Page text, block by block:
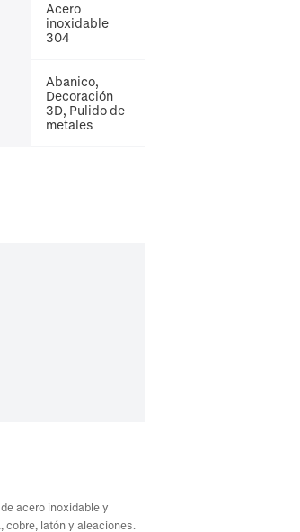
Acero
inoxidable
304
Abanico,
Decoración
3D, Pulido de
metales
acero inoxidable y
cobre, latón y aleaciones.